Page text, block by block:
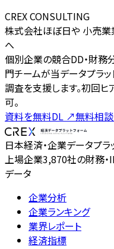
CREX CONSULTING
株式会社ほぼ日や 小売業
へ
個別企業の競合DD・財務
門チームが当データプラ
調査を支援します。初回
可。
資料を無料DL ↗無料相
日本経済・企業データプラ
上場企業3,870社の財務・
データ
企業分析
企業ランキング
業界レポート
経済指標